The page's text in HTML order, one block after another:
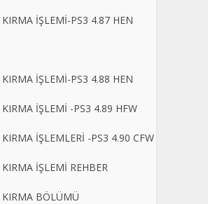
İŞLEMİ-PS3 4.87 HEN
İŞLEMİ-PS3 4.88 HEN
İŞLEMİ -PS3 4.89 HFW
İŞLEMLERİ -PS3 4.90 CFW
İŞLEMİ REHBER
KIRMA BÖLÜMÜ